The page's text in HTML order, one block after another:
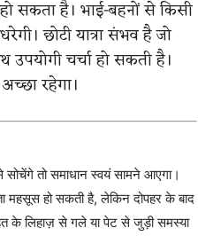
सकता है। भाई-बहनों से किसी
छोटी यात्रा संभव है जो
उपयोगी चर्चा हो सकती है।
रहेगा।
तो समाधान स्वयं सामने आएगा।
महसूस हो सकती है, लेकिन दोपहर के बाद
के लिहाज़ से गले या पेट से जुड़ी समस्या